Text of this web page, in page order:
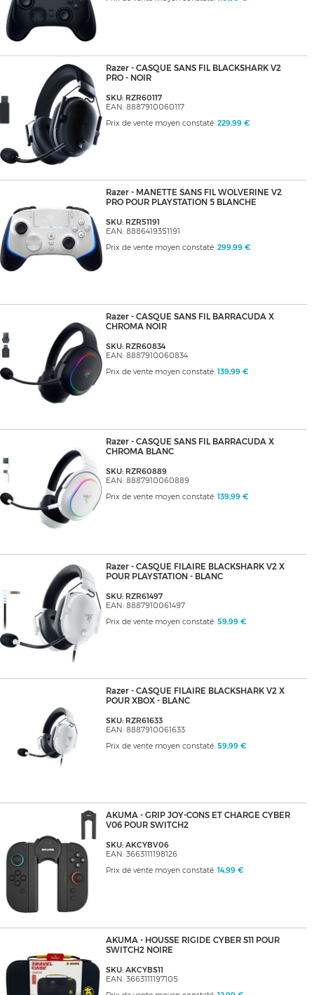
Razer - CASQUE SANS FIL BLACKSHARK V2
PRO - NOIR
SKU: RZR60117
EAN: 8887910060117
Prix de vente moyen constaté: 229,99 €
Razer - MANETTE SANS FIL WOLVERINE V2
PRO POUR PLAYSTATION 5 BLANCHE
SKU: RZR51191
EAN: 8886419351191
Prix de vente moyen constaté: 299,99 €
Razer - CASQUE SANS FIL BARRACUDA X
CHROMA NOIR
SKU: RZR60834
EAN: 8887910060834
Prix de vente moyen constaté: 139,99 €
Razer - CASQUE SANS FIL BARRACUDA X
CHROMA BLANC
SKU: RZR60889
EAN: 8887910060889
Prix de vente moyen constaté: 139,99 €
Razer - CASQUE FILAIRE BLACKSHARK V2 X
POUR PLAYSTATION - BLANC
SKU: RZR61497
EAN: 8887910061497
Prix de vente moyen constaté: 59,99 €
Razer - CASQUE FILAIRE BLACKSHARK V2 X
POUR XBOX - BLANC
SKU: RZR61633
EAN: 8887910061633
Prix de vente moyen constaté: 59,99 €
AKUMA - GRIP JOY-CONS ET CHARGE CYBER
V06 POUR SWITCH2
SKU: AKCYBV06
EAN: 3663111198126
Prix de vente moyen constaté: 14,99 €
AKUMA - HOUSSE RIGIDE CYBER S11 POUR
SWITCH2 NOIRE
SKU: AKCYBS11
EAN: 3663111197105